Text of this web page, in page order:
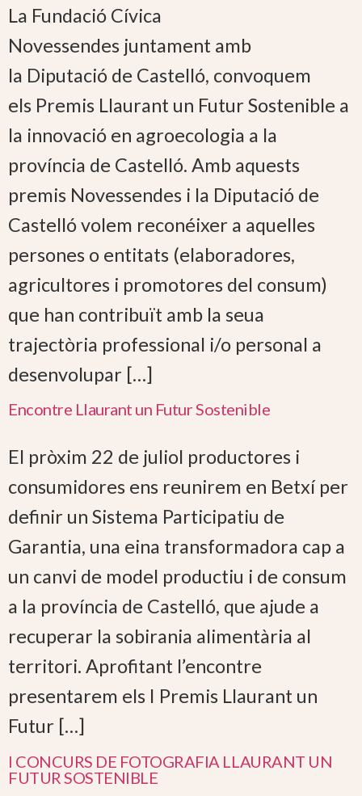
La Fundació Cívica
Novessendes juntament amb
la Diputació de Castelló, convoquem
els Premis Llaurant un Futur Sostenible a
la innovació en agroecologia a la
província de Castelló. Amb aquests
premis Novessendes i la Diputació de
Castelló volem reconéixer a aquelles
persones o entitats (elaboradores,
agricultores i promotores del consum)
que han contribuït amb la seua
trajectòria professional i/o personal a
desenvolupar […]
Encontre Llaurant un Futur Sostenible
El pròxim 22 de juliol productores i
consumidores ens reunirem en Betxí per
definir un Sistema Participatiu de
Garantia, una eina transformadora cap a
un canvi de model productiu i de consum
a la província de Castelló, que ajude a
recuperar la sobirania alimentària al
territori. Aprofitant l’encontre
presentarem els I Premis Llaurant un
Futur […]
I CONCURS DE FOTOGRAFIA LLAURANT UN
FUTUR SOSTENIBLE